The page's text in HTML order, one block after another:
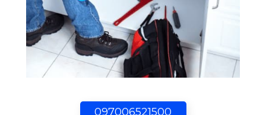
097006521500